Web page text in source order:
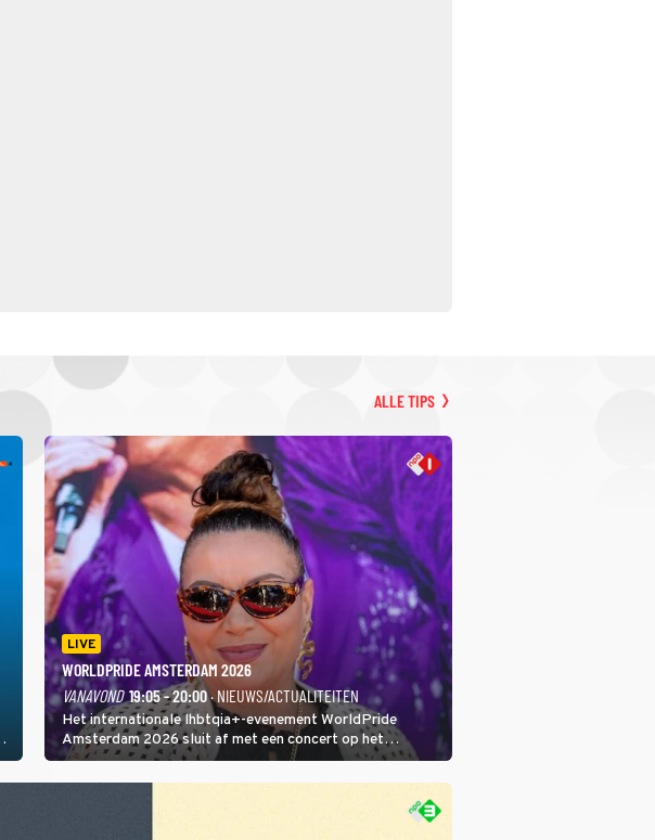
ALLE TIPS
LIVE
WORLDPRIDE AMSTERDAM 2026
VANAVOND 19:05 - 20:00· NIEUWS/ACTUALITEITEN
Het internationale lhbtqia+-evenement WorldPride
Amsterdam 2026 sluit af met een concert op het
Amsterdamse Museumplein. Anita Doth is een van de
optredende artiesten. In de jaren 90 veroverde ze de